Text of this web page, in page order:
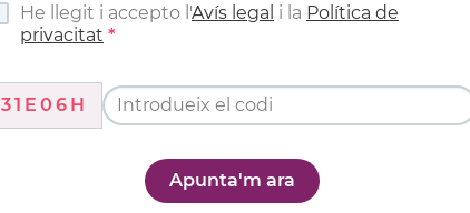
He llegit i accepto l'Avís legal i la Política de
privacitat
31E06H
Apunta'm ara